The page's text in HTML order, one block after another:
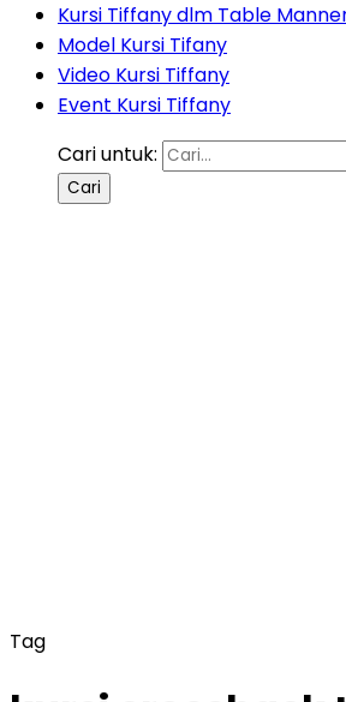
Kursi Tiffany dlm Table
Model Kursi Tifany
Video Kursi Tiffany
Event Kursi Tiffany
Cari untuk:
Tag